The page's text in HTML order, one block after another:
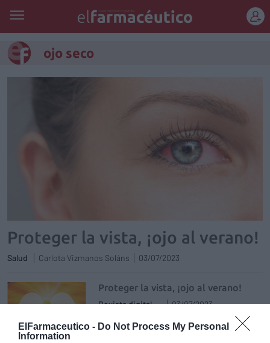
ElFarmaceutico - Do Not Process My Personal
Information
ojo seco
Proteger la vista, ¡ojo al verano!
Salud Carlota Vizmanos Soláns 03/07/2023
Proteger la vista, ¡ojo al verano!
Revista digital 03/07/2023